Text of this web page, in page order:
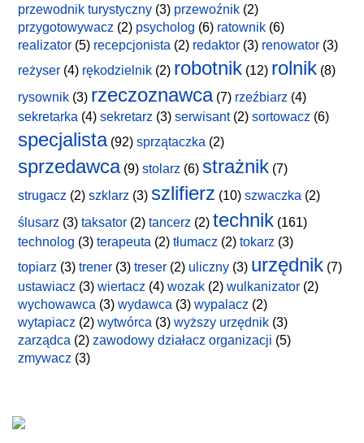
przewodnik turystyczny (3) przewoźnik (2)
przygotowywacz (2) psycholog (6) ratownik (6)
realizator (5) recepcjonista (2) redaktor (3) renowator (3)
reżyser (4) rękodzielnik (2) robotnik (12) rolnik (8)
rysownik (3) rzeczoznawca(7) rzeźbiarz (4)
sekretarka (4) sekretarz (3) serwisant(2) sortowacz (6)
specjalista(92) sprzątaczka (2)
sprzedawca(9) stolarz (6) strażnik (7)
strugacz (2) szklarz (3) szlifierz (10) szwaczka (2)
ślusarz (3) taksator (2) tancerz (2) technik (161)
technolog (3) terapeuta (2) tłumacz (2) tokarz (3)
topiarz (3) trener (3) treser (2) uliczny (3) urzędnik (7)
ustawiacz (3) wiertacz (4) wozak (2) wulkanizator (2)
wychowawca (3) wydawca (3) wypalacz (2)
wytapiacz (2) wytwórca (3) wyższy urzędnik (3)
zarządca (2) zawodowy działacz organizacji (5)
zmywacz (3)